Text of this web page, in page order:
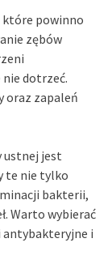
które powinno
zębów
dotrzeć.
oraz zapaleń
ustnej jest
te nie tylko
bakterii,
Warto wybierać
antybakteryjne i